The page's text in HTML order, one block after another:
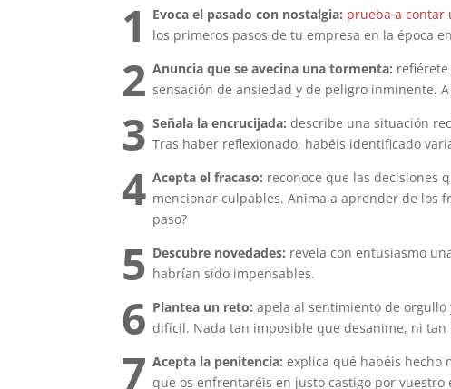
1 Evoca el pasado con nostalgia: prueba a
los primeros pasos de tu empresa en la época
2 Anuncia que se avecina una tormenta:
sensación de ansiedad y de peligro inminente.
3 Señala la encrucijada:describe una situación
Tras haber reflexionado, habéis identificado
4 Acepta el fracaso: reconoce que las decisiones
mencionar culpables. Anima a aprender de los
paso?
5 Descubre novedades: revela con entusiasmo
habrían sido impensables.
6 Plantea un reto: apela al sentimiento de
difícil. Nada tan imposible que desanime, ni tan
7 Acepta la penitencia: explica qué habéis hecho
que os enfrentaréis en justo castigo por